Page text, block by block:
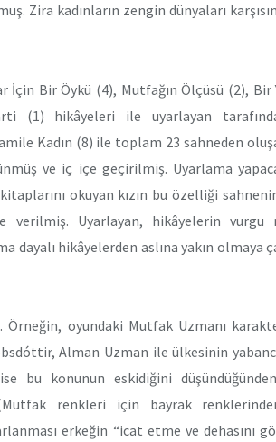
Zira kadınların zengin dünyaları
İçin Bir Öykü (4), Mutfağın Ölçüsü (2), Bir
(1) hikâyeleri ile uyarlayan
Kadın (8) ile toplam 23 sahneden
ve iç içe geçirilmiş. Uyarlama
okuyan kızın bu özelliği
Uyarlayan, hikâyelerin vurgu
dayalı hikâyelerden aslına yakın olmaya
Örneğin, oyundaki Mutfak Uzmanı
Alman Uzman ile ülkesinin
ise bu konunun eskidiğini
renkleri için bayrak
erkeğin “icat etme ve dehasını